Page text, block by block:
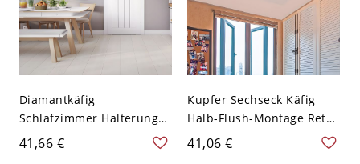
Diamantkäfig
Schlafzimmer Halterung
Beleuchtung Vintage
Metall 1 Licht Schwarz
41,66 €
Kupfer Sechseck Käfig
Halb-Flush-Montage Retro
Stil Eisen 1 Birne Bad
Deckenleuchte - Kupfer
41,06 €